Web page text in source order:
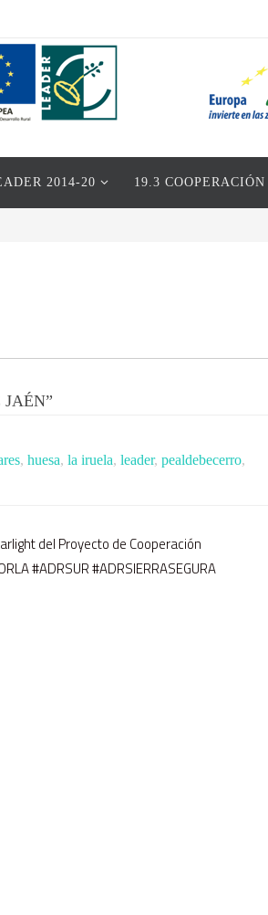
2014-20 19.3 COOPERACIÓN
, huesa, la iruela, leader, pealdebecerro,
del Proyecto de Cooperación
#ADRSUR #ADRSIERRASEGURA